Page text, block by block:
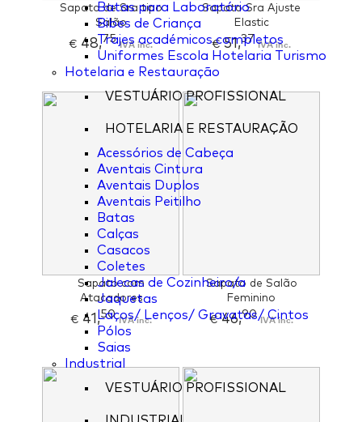
Batas para Laboratório
Bibes de Criança
Trajes académicos completos
Uniformes Escola Hotelaria Turismo
Hotelaria e Restauração
VESTUÁRIO PROFISSIONAL
HOTELARIA E RESTAURAÇÃO
Acessórios de Cabeça
Aventais Cintura
Aventais Duplos
Aventais Peitilho
Batas
Calças
Casacos
Coletes
Jalecas de Cozinheiro/a
Jaquetas
Laços/ Lenços/ Gravatas/ Cintos
Pólos
Saias
Industrial
VESTUÁRIO PROFISSIONAL
Sapato de Sra tipo
Salão
€ 48,75 IVA inc.
Sapato Sra Ajuste
Elastic
€51,37 IVA inc.
Sapato com
Atacadores
€41,50 IVA inc.
Sapato de Salão
Feminino
€46,90 IVA inc.